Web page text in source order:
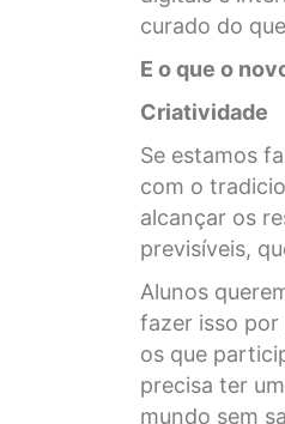
curado do
E o que o
Criatividade
Se estamos
com o
alcançar os
previsíveis,
Alunos
fazer isso
os que
precisa ter
mundo sem